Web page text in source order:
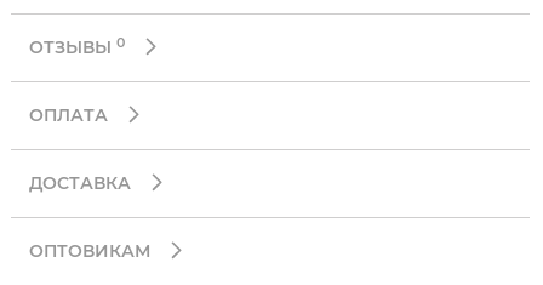
ОТЗЫВЫ 0
ОПЛАТА
ДОСТАВКА
ОПТОВИКАМ